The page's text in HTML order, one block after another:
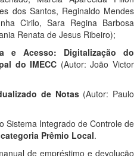
dos Santos, Reginaldo Mendes
Cirilo, Sara Regina Barbosa
Renata de Jesus Ribeiro);
e Acesso: Digitalização do
do IMECC (Autor: João Victor
de Notas(Autor: Paulo
Sistema Integrado de Controle de
Prêmio Local.
de empréstimo e devolução